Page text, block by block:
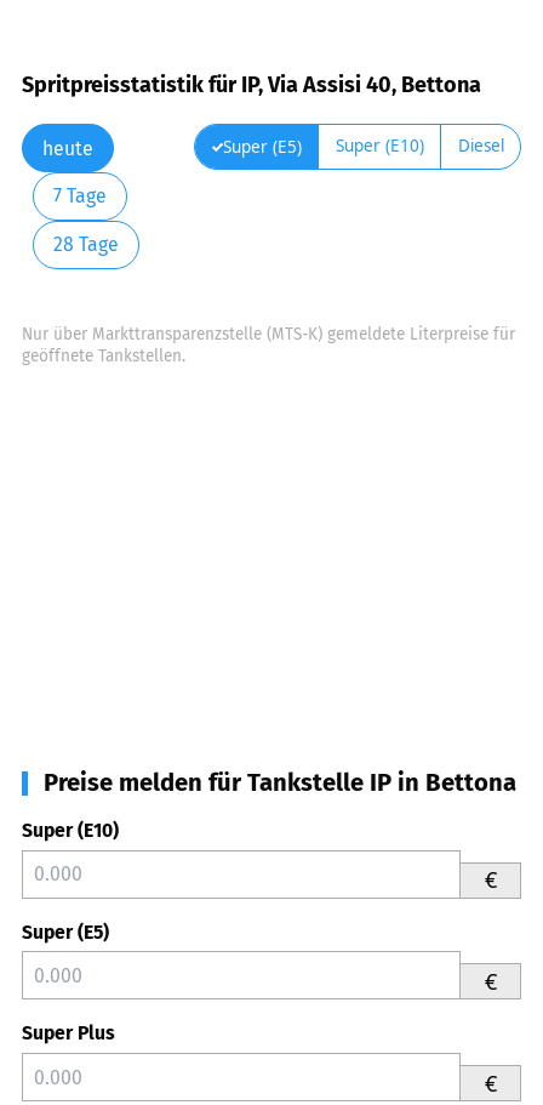
Spritpreisstatistik für IP, Via Assisi 40, Bettona
heute
7 Tage
28 Tage
Super (E5) Super (E10) Diesel
Nur über Markttransparenzstelle (MTS-K) gemeldete Literpreise für
geöffnete Tankstellen.
Preise melden für Tankstelle IP in Bettona
Super (E10)
€
Super (E5)
€
Super Plus
€